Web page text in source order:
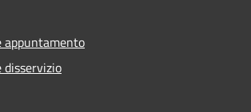
appuntamento
disservizio